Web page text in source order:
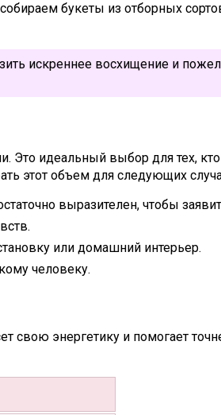
букеты из отборных
искреннее восхищение и
Это идеальный выбор для тех, кто
этот объем для следующих
выразителен, чтобы
или домашний интерьер.
человеку.
свою энергетику и помогает